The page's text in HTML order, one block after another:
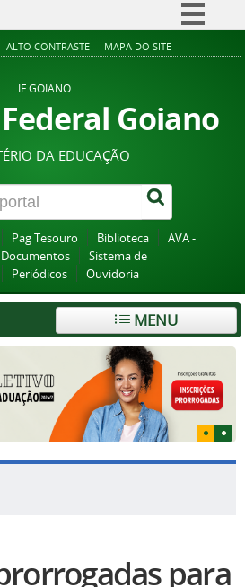
Simplifique!
Acesso à informação
Legislação
Canais
ALTO CONTRASTE MAPA DO SITE
IF GOIANO
Goiano
DA EDUCAÇÃO
Pag Tesouro Biblioteca
AVA -
Documentos
Sistema de
Periódicos Ouvidoria
MENU
para